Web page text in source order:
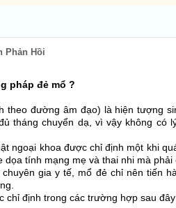
Phản Hồi
pháp đẻ mổ ?
theo đường âm đạo) là hiện tượng
tháng chuyển dạ, vì vậy không có
ngoại khoa được chỉ định một khi
dọa tính mạng mẹ và thai nhi mà
gia y tế, mổ đẻ chỉ nên tiến
chỉ định trong các trường hợp sau đây